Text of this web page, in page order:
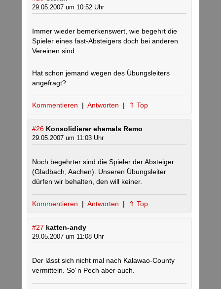
29.05.2007 um 10:52 Uhr
Immer wieder bemerkenswert, wie begehrt die
Spieler eines fast-Absteigers doch bei anderen
Vereinen sind.
Hat schon jemand wegen des Übungsleiters
angefragt?
Kommentieren | Antworten | ⇑ Top
#26 Konsolidierer ehemals Remo
29.05.2007 um 11:03 Uhr
Noch begehrter sind die Spieler der Absteiger
(Gladbach, Aachen). Unseren Übungsleiter
dürfen wir behalten, den will keiner.
Kommentieren | Antworten | ⇑ Top
#27 katten-andy
29.05.2007 um 11:08 Uhr
Der lässt sich nicht mal nach Kalawao-County
vermitteln. So´n Pech aber auch.